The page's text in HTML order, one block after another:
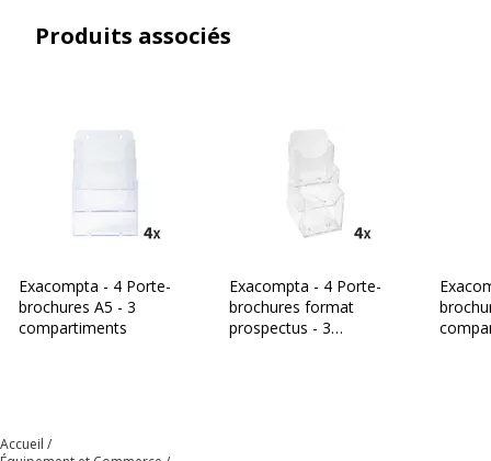
Produits associés
Exacompta - 4 Porte-
brochures A5 - 3
compartiments
Exacompta - 4 Porte-
brochures format
prospectus - 3
Accueil